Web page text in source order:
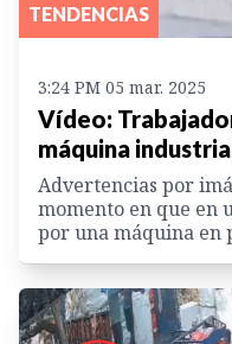
TENDENCIAS
3:24 PM 05 mar. 2025
Vídeo:
máquina
Advertencias por
momento en que en
por una máquina en